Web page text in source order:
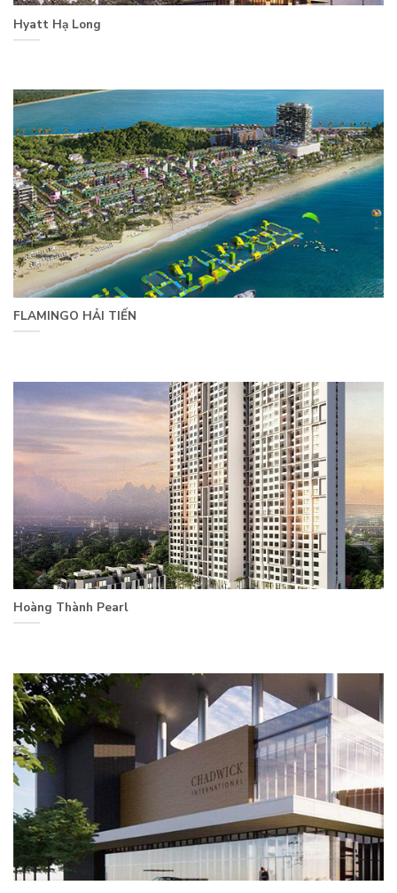
Hyatt Hạ Long
FLAMINGO HẢI TIẾN
Hoàng Thành Pearl